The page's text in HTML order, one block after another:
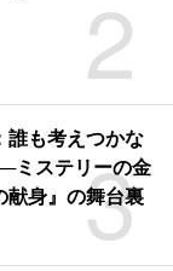
2
3
誰も考えつかな
ミステリーの金
献身』の舞台裏